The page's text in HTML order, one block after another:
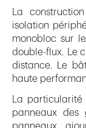
La
isolation
monobloc sur
double-flux. Le
distance. Le
haute
La
panneaux des
panneaux